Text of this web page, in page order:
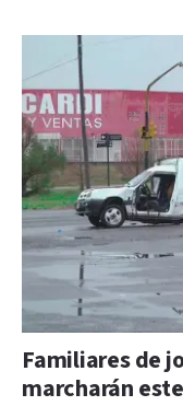
Familiares de
marcharán